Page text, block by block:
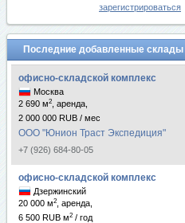
зарегистрироваться
Последние добавленные склады
офисно-складской комплекс
Москва
2 690 м2
, аренда,
2 000 000 RUB / мес
ООО "Юнион Траст Экспедиция"
+7 (926) 684-80-05
офисно-складской комплекс
Дзержинский
20 000 м2
, аренда,
6 500 RUB м2 / год